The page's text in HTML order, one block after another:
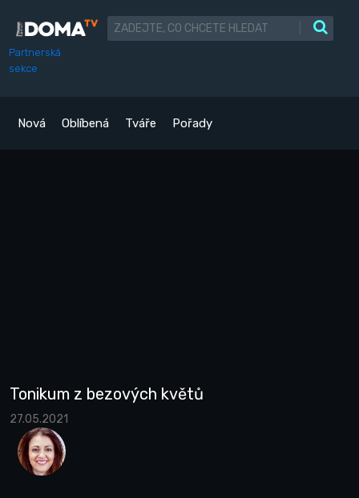
Partnerská
sekce
Nová Oblíbená Tváře Pořady
Tonikum z bezových květů
27.05.2021